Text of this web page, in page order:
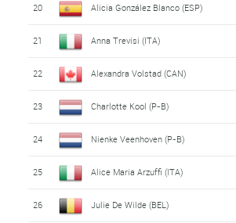
20 Alicia González Blanco (ESP)
21 Anna Trevisi (ITA)
22 Alexandra Volstad (CAN)
23 Charlotte Kool (P-B)
24 Nienke Veenhoven (P-B)
25 Alice Maria Arzuffi (ITA)
26 Julie De Wilde (BEL)